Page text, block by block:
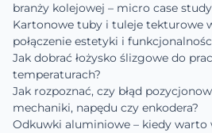
branży kolejowej – micro case study
Kartonowe tuby i tuleje tekturowe
połączenie estetyki i
Jak dobrać łożysko ślizgowe do
temperaturach?
Jak rozpoznać, czy błąd
mechaniki, napędu czy enkodera?
Odkuwki aluminiowe – kiedy